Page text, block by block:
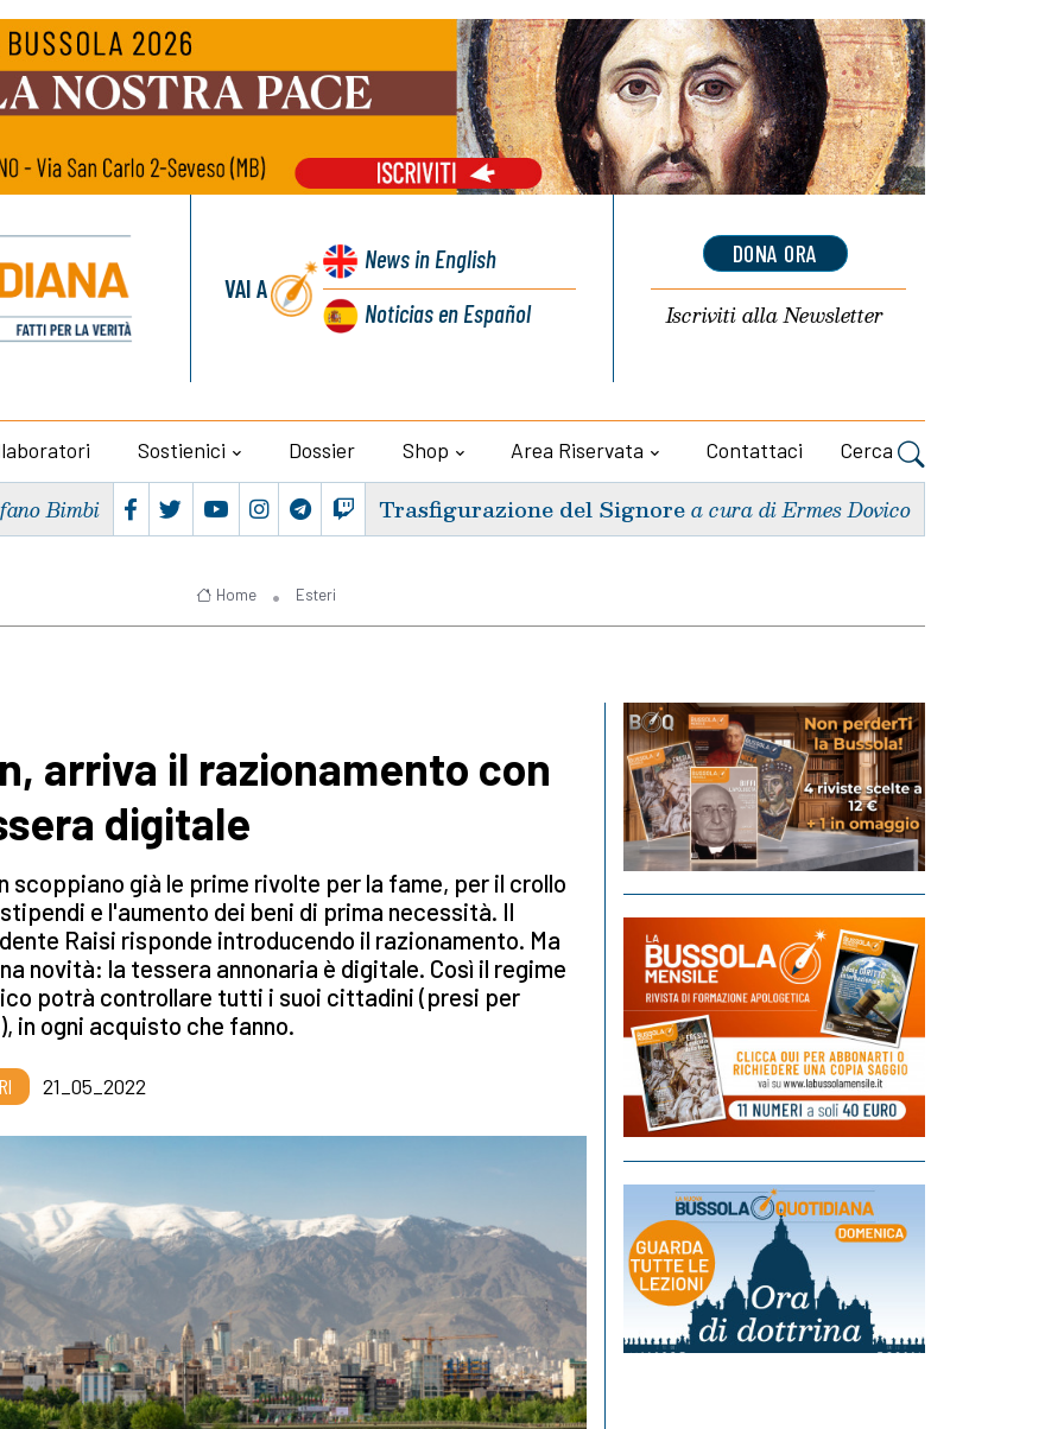
VAI A
Newsin English
Noticiasen Español
DONA ORA
Iscriviti allaNewsletter
Sostienici Dossier Shop Area Riservata Contattaci Cerca
Bimbi Trasfigurazione del Signorea cura di Ermes Dovico
Home Esteri
arriva il razionamento con
digitale
scoppiano già le prime rivolte per la fame, per il crollo
e l'aumento dei beni di prima necessità. Il
Raisi risponde introducendo il razionamento. Ma
novità: la tessera annonaria è digitale. Così il regime
potrà controllare tutti i suoi cittadini (presi per
in ogni acquisto che fanno.
21_05_2022